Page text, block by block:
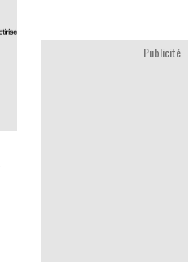
Publicité